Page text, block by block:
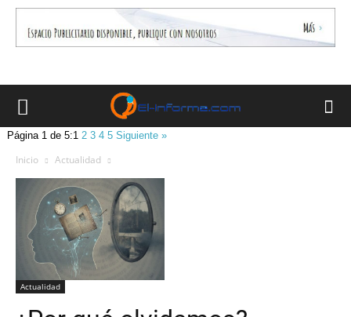
Página 1 de 5:12 3 4 5 Siguiente »
Inicio Actualidad
Actualidad